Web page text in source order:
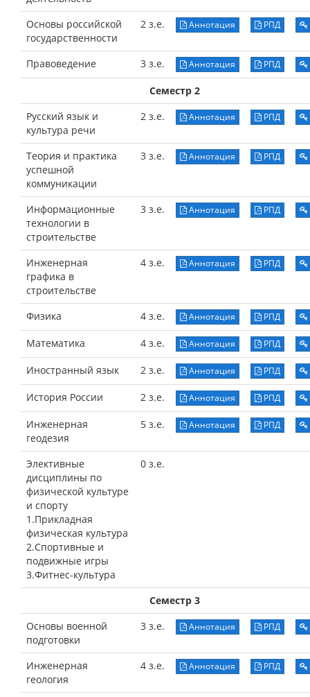
Основы российской
государственности
2 з.е. Аннотация РПД
Правоведение 3 з.е. Аннотация РПД
Семестр 2
Русский язык и
культура речи
2 з.е. Аннотация РПД
Теория и практика
успешной
коммуникации
3 з.е. Аннотация РПД
Информационные
технологии в
строительстве
3 з.е. Аннотация РПД
Инженерная
графика в
строительстве
4 з.е. Аннотация РПД
Физика 4 з.е. Аннотация РПД
Математика 4 з.е. Аннотация РПД
Иностранный язык 2 з.е. Аннотация РПД
История России 2 з.е. Аннотация РПД
Инженерная
геодезия
5 з.е. Аннотация РПД
Элективные
дисциплины по
физической культуре
и спорту
1.Прикладная
физическая культура
2.Спортивные и
подвижные игры
3.Фитнес-культура
0 з.е.
Семестр 3
Основы военной
подготовки
3 з.е. Аннотация РПД
Инженерная
геология
4 з.е. Аннотация РПД